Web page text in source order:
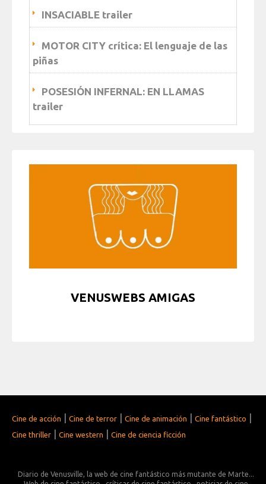
INSACIABLE trailer
MOTOR CITY crítica: El lenguaje de las
piñas
POSESIÓN INFERNAL: EN LLAMAS
trailer
VENUSWEBS AMIGAS
Cine de acción | Cine de terror | Cine de animación | Cine fantástico |
Cine thriller | Cine western | Cine de ciencia ficción
Diario de Venusville, la web de cine fantástico más mutante de Marte...